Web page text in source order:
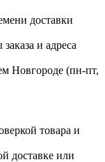
доставки
и адреса
Новгороде (пн-пт,
товара и
доставке или